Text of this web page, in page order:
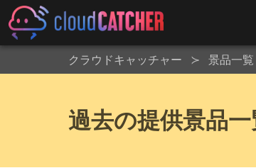
クラウドキャッチャー 景品一覧
過去の提供景品